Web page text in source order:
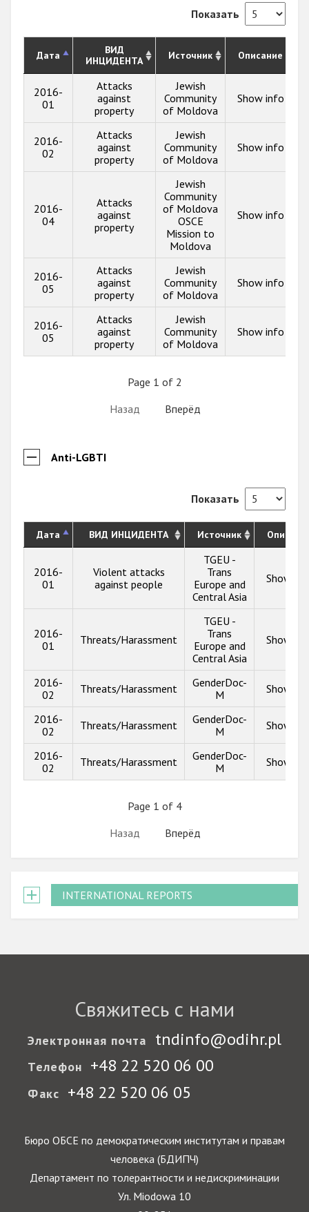
Показать
Дата
ВИД
ИНЦИДЕНТА
Источник Описание
2016-
01
Attacks
against
property
Jewish
Community
of Moldova
Show info
2016-
02
Attacks
against
property
Jewish
Community
of Moldova
Show info
2016-
04
Attacks
against
property
Jewish
Community
of Moldova
OSCE
Mission to
Moldova
Show info
2016-
05
Attacks
against
property
Jewish
Community
of Moldova
Show info
2016-
05
Attacks
against
property
Jewish
Community
of Moldova
Show info
Page 1 of 2
Назад
Вперёд
Anti-LGBTI
Показать
Дата ВИД ИНЦИДЕНТА Источник
2016-
01
Violent attacks
against people
TGEU -
Trans
Europe and
Central Asia
Show
2016-
01
Threats/Harassment
TGEU -
Trans
Europe and
Central Asia
Show
2016-
02
Threats/Harassment
GenderDoc-
M
Show
2016-
02
Threats/Harassment
GenderDoc-
M
Show
2016-
02
Threats/Harassment
GenderDoc-
M
Show
Page 1 of 4
Назад
Вперёд
INTERNATIONAL REPORTS
Свяжитесь с нами
Электронная почта tndinfo@odihr.pl
Телефон +48 22 520 06 00
Факс +48 22 520 06 05
Бюро ОБСЕ по демократическим институтам и правам
человека (БДИПЧ)
Департамент по толерантности и недискриминации
Ул. Miodowa 10